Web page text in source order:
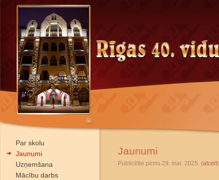
Par skolu
Jaunumi
Uzņemšana
Mācību darbs
Jaunumi
Publicētie pirms 29. mai. 2025. (atcelt)